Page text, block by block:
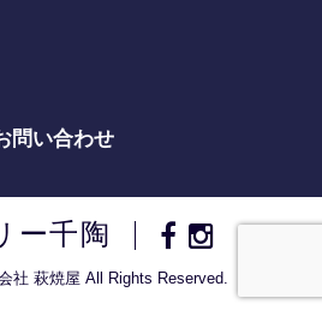
問い合わせ
ー千陶
社 萩焼屋 All Rights Reserved.